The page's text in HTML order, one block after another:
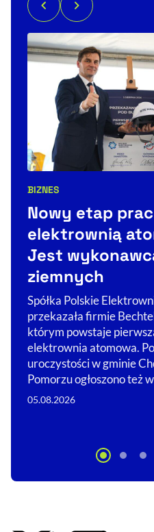
Kategorie artykułu:
BIZNES
Nowy etap
elektrownią
Jest
ziemnych
Spółka Polskie
przekazała firmie
którym powstaje
elektrownia atomowa.
uroczystości w gminie
Pomorzu ogłoszono też
05.08.2026